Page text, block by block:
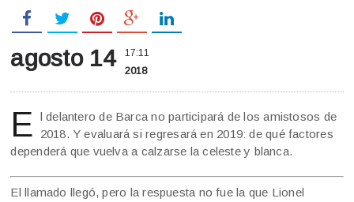
agosto 14 17:11
2018
E l delantero de Barca no participará de los amistosos de
2018. Y evaluará si regresará en 2019: de qué factores
dependerá que vuelva a calzarse la celeste y blanca.
El llamado llegó, pero la respuesta no fue la que Lionel